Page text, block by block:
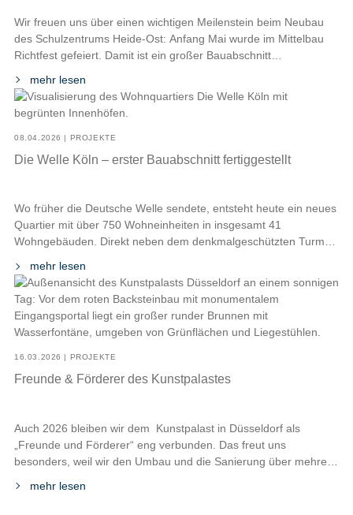
Wir freuen uns über einen wichtigen Meilenstein beim Neubau
des Schulzentrums Heide-Ost: Anfang Mai wurde im Mittelbau
Richtfest gefeiert. Damit ist ein großer Bauabschnitt
voran. Mit Gesamtbaukosten von ca. 100 Millionen Euro zählt
das Schulzentrum zu den größten kommunalen
Bildungsbauprojekten in Schleswig-Holstein. Künftig wird der
Neubau Platz für […]
mehr lesen
08.04.2026 | PROJEKTE
Die Welle Köln – erster Bauabschnitt fertiggestellt
Wo früher die Deutsche Welle sendete, entsteht heute ein neues
Quartier mit über 750 Wohneinheiten in insgesamt 41
Wohngebäuden. Direkt neben dem denkmalgeschützten Turm
Stadtbaustein im Kölner Süden, der Wohnen, Arbeiten und Alltag
miteinander verbindet. Die Fertigstellung des Quartiers ist für
2028 geplant. Ein wichtiger Meilenstein ist […]
mehr lesen
16.03.2026 | PROJEKTE
Freunde & Förderer des Kunstpalastes
Auch 2026 bleiben wir dem Kunstpalast in Düsseldorf als
„Freunde und Förderer“ eng verbunden. Das freut uns
besonders, weil wir den Umbau und die Sanierung über mehrere
mehr lesen